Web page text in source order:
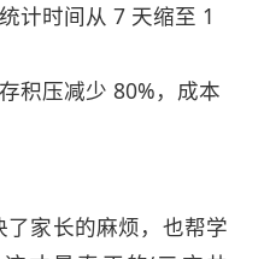
计时间从 7 天缩至 1
积压减少 80%，成本
了家长的麻烦，也帮学